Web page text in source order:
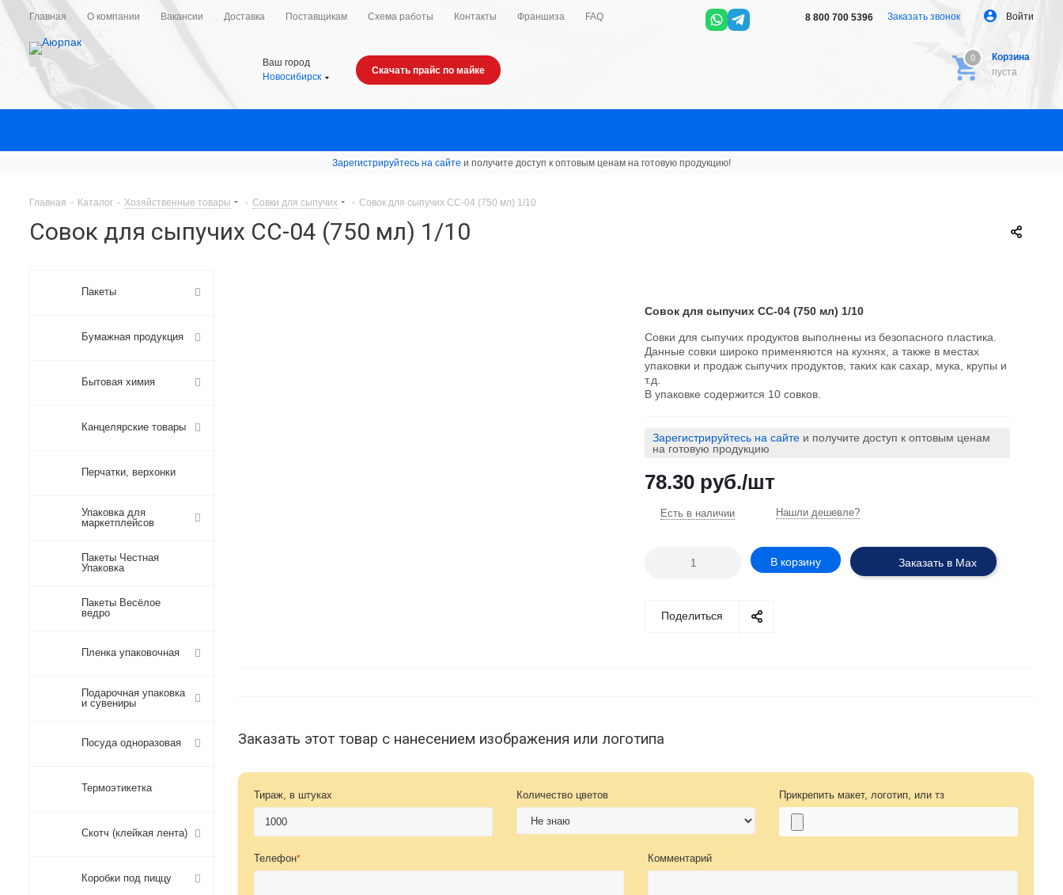
Главная О компании Вакансии Доставка Поставщикам Схема работы Контакты Франшиза FAQ Войти
8 800 700 5396 Заказать звонок
Ваш город
Новосибирск
Скачать прайс по майке
Корзина
0
пуста
0
Зарегистрируйтесь на сайте и получите доступ к оптовым ценам на готовую продукцию!
Главная - Каталог - Хозяйственные товары - Совки для сыпучих - Совок для сыпучих СС-04 (750 мл) 1/10
Совок для сыпучих СС-04 (750 мл) 1/10
Совок для сыпучих СС-04 (750 мл) 1/10
Совки для сыпучих продуктов выполнены из безопасного пластика.
Данные совки широко применяются на кухнях, а также в местах
упаковки и продаж сыпучих продуктов, таких как сахар, мука, крупы и
т.д.
В упаковке содержится 10 совков.
Зарегистрируйтесь на сайте и получите доступ к оптовым ценам
на готовую продукцию
78.30 руб./шт
Есть в наличии Нашли дешевле?
В корзину Заказать в Max
Поделиться
Заказать этот товар с нанесением изображения или логотипа
Тираж, в штуках Количество цветов Прикрепить макет, логотип, или тз
Телефон* Комментарий
Пакеты
Бумажная продукция
Бытовая химия
Канцелярские товары
Перчатки, верхонки
Упаковка для
маркетплейсов
Пакеты Честная
Упаковка
Пакеты Весёлое
ведро
Пленка упаковочная
Подарочная упаковка
и сувениры
Посуда одноразовая
Термоэтикетка
Скотч (клейкая лента)
Коробки под пиццу